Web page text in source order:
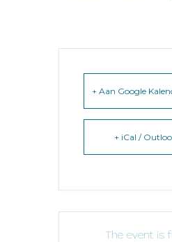
+ Aan Google
+ iCal /
The event is